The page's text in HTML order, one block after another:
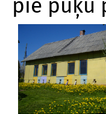
pie puķu